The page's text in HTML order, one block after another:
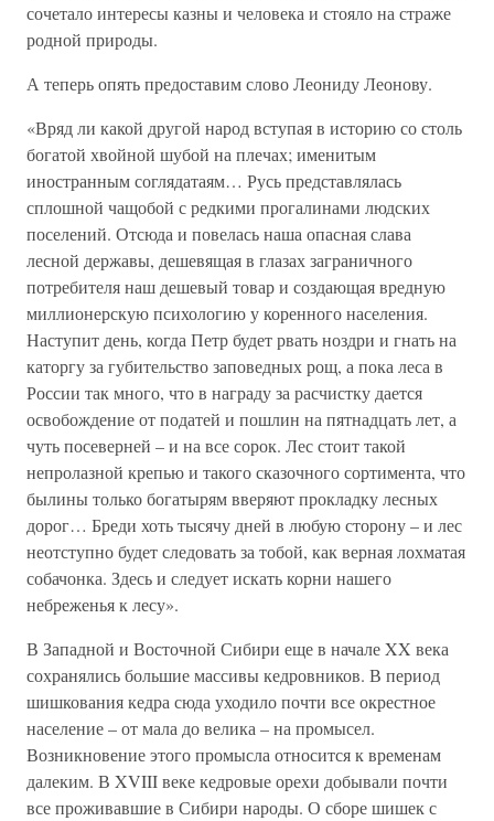
сочетало интересы казны и человека и стояло на страже
родной природы.
А теперь опять предоставим слово Леониду Леонову.
«Вряд ли какой другой народ вступая в историю со столь
богатой хвойной шубой на плечах; именитым
иностранным соглядатаям… Русь представлялась
сплошной чащобой с редкими прогалинами людских
поселений. Отсюда и повелась наша опасная слава
лесной державы, дешевящая в глазах заграничного
потребителя наш дешевый товар и создающая вредную
миллионерскую психологию у коренного населения.
Наступит день, когда Петр будет рвать ноздри и гнать на
каторгу за губительство заповедных рощ, а пока леса в
России так много, что в награду за расчистку дается
освобождение от податей и пошлин на пятнадцать лет, а
чуть посеверней – и на все сорок. Лес стоит такой
непролазной крепью и такого сказочного сортимента, что
былины только богатырям вверяют прокладку лесных
дорог… Бреди хоть тысячу дней в любую сторону – и лес
неотступно будет следовать за тобой, как верная лохматая
собачонка. Здесь и следует искать корни нашего
небреженья к лесу».
В Западной и Восточной Сибири еще в начале XX века
сохранялись большие массивы кедровников. В период
шишкования кедра сюда уходило почти все окрестное
население – от мала до велика – на промысел.
Возникновение этого промысла относится к временам
далеким. В XVIII веке кедровые орехи добывали почти
все проживавшие в Сибири народы. О сборе шишек с